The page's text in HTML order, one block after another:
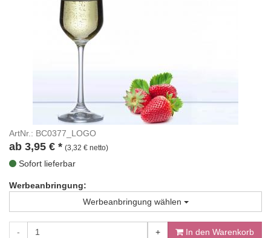
ArtNr.: BC0377_LOGO
ab 3,95 € * (3,32 € netto)
Sofort lieferbar
Werbeanbringung:
Werbeanbringung wählen
- + In den Warenkorb